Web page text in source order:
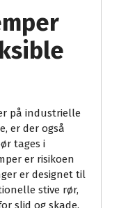
på industrielle
er der også
tages i
er risikoen
er designet til
stive rør,
slid og skade.